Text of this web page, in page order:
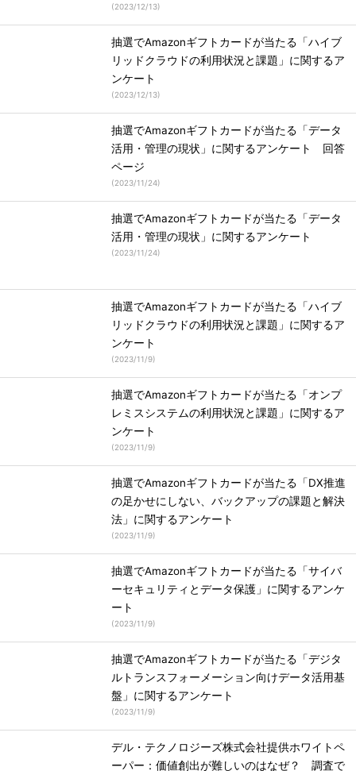
(2023/12/13)
抽選でAmazonギフトカードが当たる「ハイブ
リッドクラウドの利用状況と課題」に関するア
ンケート
(2023/12/13)
抽選でAmazonギフトカードが当たる「データ
活用・管理の現状」に関するアンケート 回答
ページ
(2023/11/24)
抽選でAmazonギフトカードが当たる「データ
活用・管理の現状」に関するアンケート
(2023/11/24)
抽選でAmazonギフトカードが当たる「ハイブ
リッドクラウドの利用状況と課題」に関するア
ンケート
(2023/11/9)
抽選でAmazonギフトカードが当たる「オンプ
レミスシステムの利用状況と課題」に関するア
ンケート
(2023/11/9)
抽選でAmazonギフトカードが当たる「DX推進
の足かせにしない、バックアップの課題と解決
法」に関するアンケート
(2023/11/9)
抽選でAmazonギフトカードが当たる「サイバ
ーセキュリティとデータ保護」に関するアンケ
ート
(2023/11/9)
抽選でAmazonギフトカードが当たる「デジタ
ルトランスフォーメーション向けデータ活用基
盤」に関するアンケート
(2023/11/9)
デル・テクノロジーズ株式会社提供ホワイトペ
ーパー：価値創出が難しいのはなぜ？ 調査で